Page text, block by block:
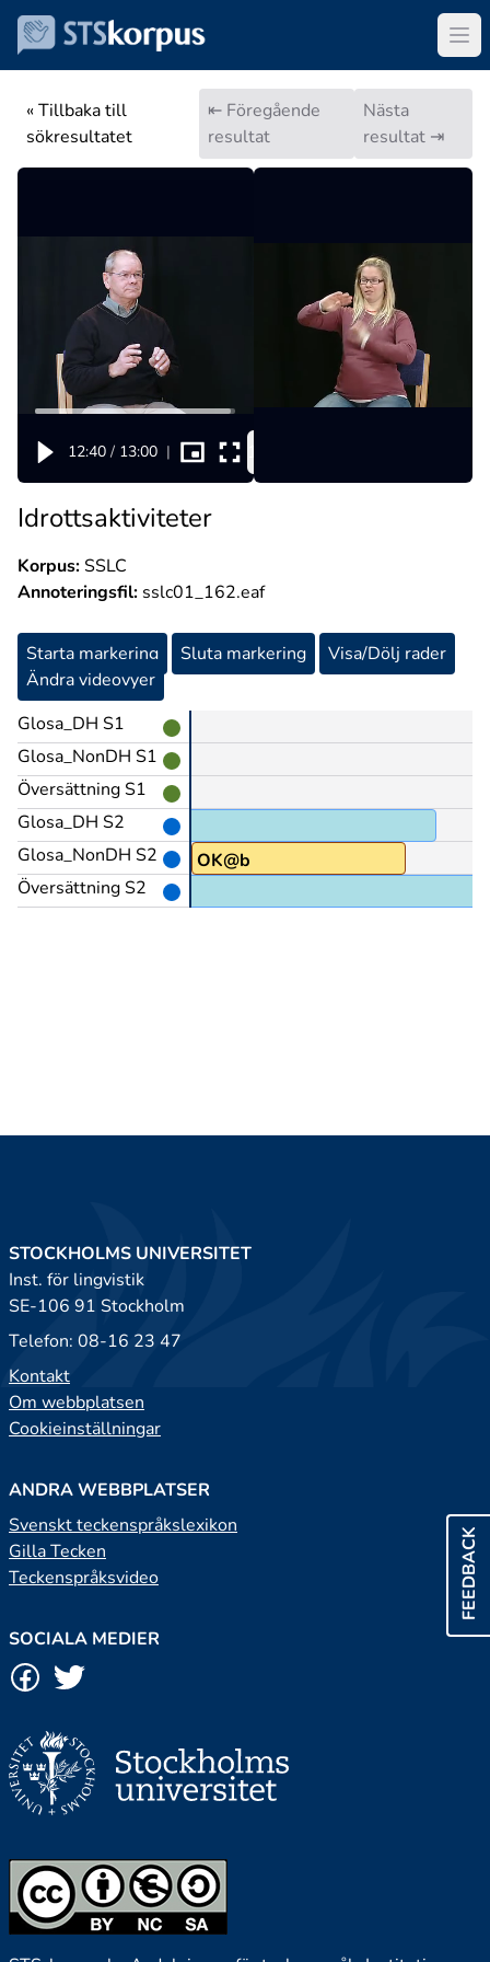
« Tillbaka till
sökresultatet
⇤ Föregående
resultat
Nästa
resultat ⇥
12:40 / 13:00 |
Idrottsaktiviteter
Korpus:SSLC
Annoteringsfil: sslc01_162.eaf
Starta markering Sluta markering
Visa/Dölj rader
Ändra videovyer
Glosa_DH S1
Glosa_NonDH S1
Översättning S1
Glosa_DH S2
Glosa_NonDH S2
Översättning S2
OK@b
FEEDBACK
STOCKHOLMS UNIVERSITET
Inst. för lingvistik
SE-106 91 Stockholm
Telefon: 08-16 23 47
Kontakt
Om webbplatsen
Cookieinställningar
ANDRA WEBBPLATSER
Svenskt teckenspråkslexikon
Gilla Tecken
Teckenspråksvideo
SOCIALA MEDIER